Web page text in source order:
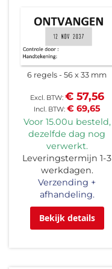
6 regels 56 x 33 mm
€ 69,65
€ 57,56
Voor 15.00u besteld,
dezelfde dag nog
verwerkt.
Leveringstermijn 1-3
werkdagen.
Verzending +
afhandeling.
Bekijk details